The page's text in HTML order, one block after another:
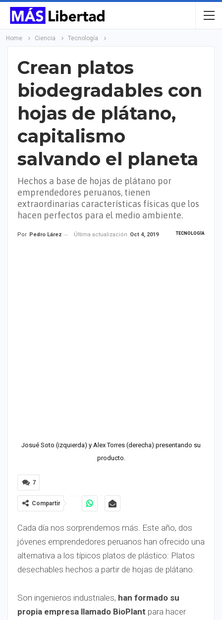
Home Ciencia Tecnología
Crean platos
biodegradables con
hojas de plátano,
capitalismo
salvando el planeta
Hechos a base de hojas de plátano por
emprendedores peruanos, tienen
extraordinarias características físicas que los
hacen perfectos para el medio ambiente.
TECNOLOGÍA
Por Pedro Lárez Última actualización Oct 4, 2019
Josué Soto (izquierda) y Alex Torres (derecha) presentando su
producto.
7
Compartir
Cada día nos sorprendemos más. Este año, dos
jóvenes emprendedores peruanos han ofrecido una
alternativa a los típicos platos de plástico: Platos
desechables hechos a partir de hojas de plátano.
Son ingenieros industriales, han formado su
propia empresa llamado BioPlant para hacer